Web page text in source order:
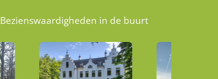
Bezienswaardigheden in de buurt